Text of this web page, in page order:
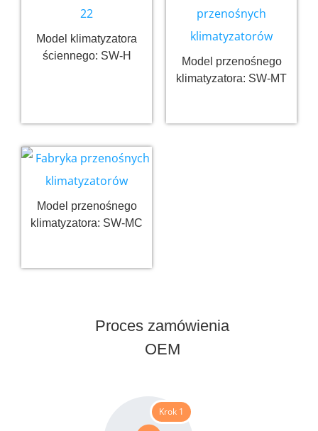
Model klimatyzatora
ściennego: SW-H
Model przenośnego
klimatyzatora: SW-MT
Model przenośnego
klimatyzatora: SW-MC
Proces zamówienia
OEM
Krok 1